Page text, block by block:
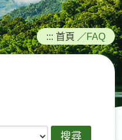
::: 首頁 ／FAQ